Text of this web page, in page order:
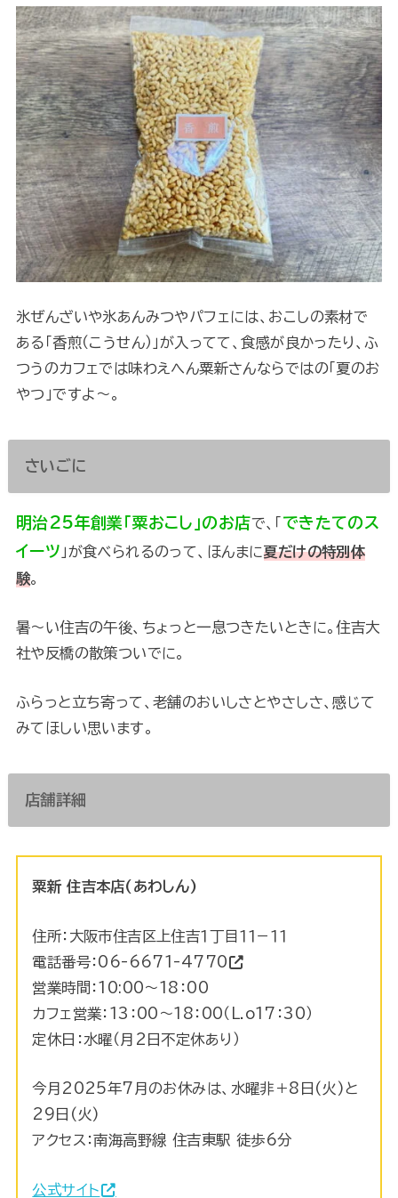
氷ぜんざいや氷あんみつやパフェには、おこしの素材で
ある「香煎（こうせん）」が入ってて、食感が良かったり、ふ
つうのカフェでは味わえへん粟新さんならではの「夏のお
やつ」ですよ～。
さいごに
明治25年創業「粟おこし」のお店で、「 できたてのス
イーツ 」が食べられるのって、ほんまに夏だけの特別体
験。
暑〜い住吉の午後、ちょっと一息つきたいときに。住吉大
社や反橋の散策ついでに。
ふらっと立ち寄って、老舗のおいしさとやさしさ、感じて
みてほしい思います。
店舗詳細
粟新 住吉本店(あわしん)
住所：大阪市住吉区上住吉１丁目１１−１１
電話番号：06-6671-4770
営業時間：10:00～18：00
カフェ営業：13：00～18：00（L.o17：30）
定休日：水曜（月2日不定休あり）
今月2025年7月のお休みは、水曜非＋8日(火)と
29日(火)
アクセス：南海高野線 住吉東駅 徒歩6分
公式サイト